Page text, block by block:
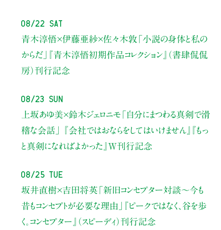
08/22 Sat
青木淳悟×伊藤亜紗×佐々木敦 「小説の身体と私の
からだ」
『青木淳悟初期作品コレクション』（書肆侃侃
房）刊行記念
08/23 Sun
上坂あゆ美×鈴木ジェロニモ 「自分にまつわる真剣で滑
稽な会話」
『会社ではおならをしてはいけません』『もっ
と真剣になればよかった』W刊行記念
08/25 Tue
坂井直樹×吉田将英「新旧コンセプター対談～今も
昔もコンセプトが必要な理由」
『ピークではなく、谷を歩
く。コンセプター』（スピーディ）刊行記念